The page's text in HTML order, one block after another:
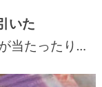
いた
当たったり…